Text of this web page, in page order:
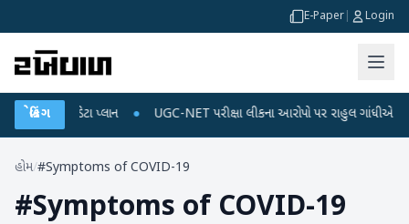
E-Paper Login
બ્રેકિંગ
અને ડેટા પ્લાન ● UGC-NET પરીક્ષા લીકના આરોપો પર રાહુલ ગાંધીએ કેન્દ્ર પર
હોમ/#Symptoms of COVID-19
#Symptoms of COVID-19